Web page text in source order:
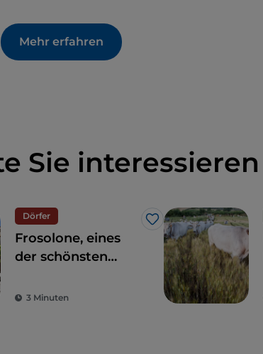
Mehr erfahren
Sie interessieren
Dörfer
Like
Frosolone, eines
der schönsten
Molise
3 Minuten